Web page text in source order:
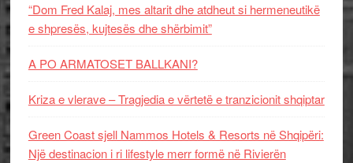
“Dom Fred Kalaj, mes altarit dhe atdheut si hermeneutikë
e shpresës, kujtesës dhe shërbimit”
A PO ARMATOSET BALLKANI?
Kriza e vlerave – Tragjedia e vërtetë e tranzicionit shqiptar
Green Coast sjell Nammos Hotels & Resorts në Shqipëri:
Një destinacion i ri lifestyle merr formë në Rivierën